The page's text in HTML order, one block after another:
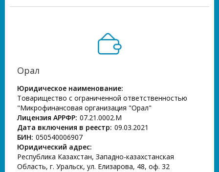
Орал
Юридическое наименование:
Товарищество с ограниченной ответственностью
"Микрофинансовая организация "Орал"
Лицензия АРРФР: 07.21.0002.М
Дата включения в реестр: 09.03.2021
БИН: 050540006907
Юридический адрес:
Республика Казахстан, Западно-казахстанская
Область, г. Уральск, ул. Елизарова, 48, оф. 32